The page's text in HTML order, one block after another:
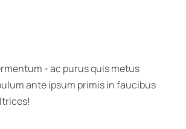
- ac purus quis metus
ante ipsum primis in faucibus